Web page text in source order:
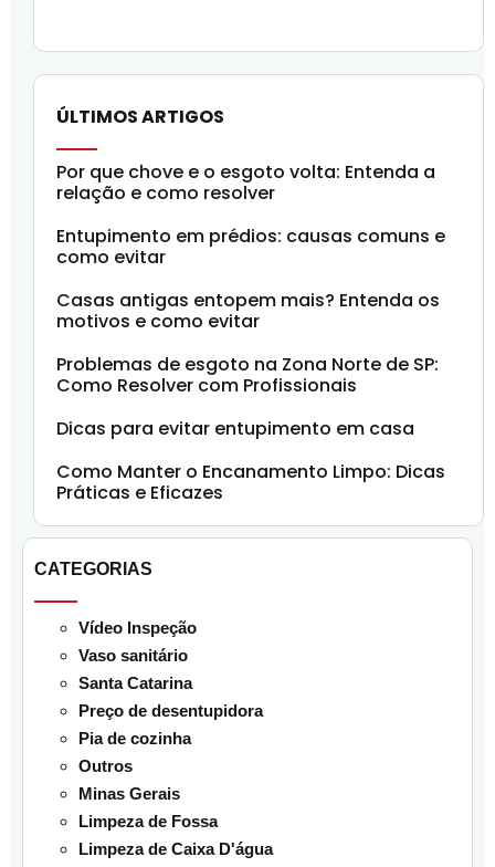
ÚLTIMOS ARTIGOS
Por que chove e o esgoto volta: Entenda a
relação e como resolver
Entupimento em prédios: causas comuns e
como evitar
Casas antigas entopem mais? Entenda os
motivos e como evitar
Problemas de esgoto na Zona Norte de SP:
Como Resolver com Profissionais
Dicas para evitar entupimento em casa
Como Manter o Encanamento Limpo: Dicas
Práticas e Eficazes
CATEGORIAS
Vídeo Inspeção
Vaso sanitário
Santa Catarina
Preço de desentupidora
Pia de cozinha
Outros
Minas Gerais
Limpeza de Fossa
Limpeza de Caixa D'água